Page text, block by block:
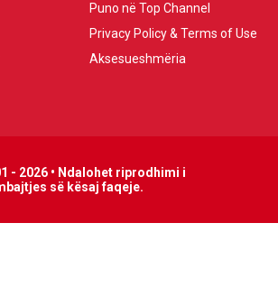
Puno në Top Channel
Privacy Policy & Terms of Use
Aksesueshmëria
- 2026 • Ndalohet riprodhimi i
së kësaj faqeje.